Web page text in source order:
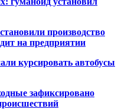
производство
на предприятии
курсировать автобусы
зафиксировано